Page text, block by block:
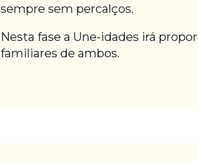
sempre sem percalços.
Nesta fase a Une-idades irá
familiares de ambos.